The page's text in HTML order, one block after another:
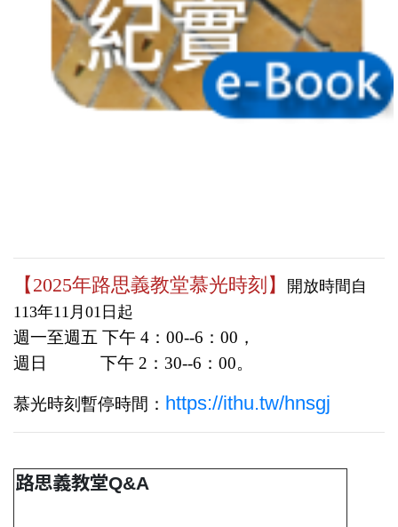
【2025年路思義教堂慕光時刻】
開放時間自
113年11月01日起
週一至週五 下午 4：00--6：00，
週日 下午 2：30--6：00。
慕光時刻暫停時間： https://ithu.tw/hnsgj
路思義教堂Q&A